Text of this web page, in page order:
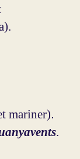
mariner).
.